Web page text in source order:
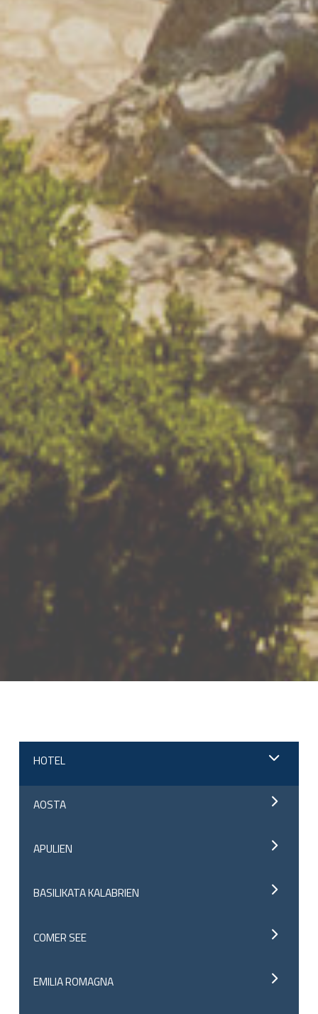
HOTEL
AOSTA
APULIEN
BASILIKATA KALABRIEN
COMER SEE
EMILIA ROMAGNA